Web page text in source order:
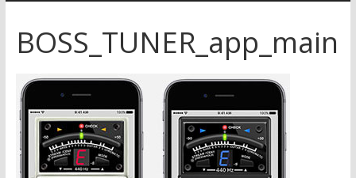
BOSS_TUNER_app_main